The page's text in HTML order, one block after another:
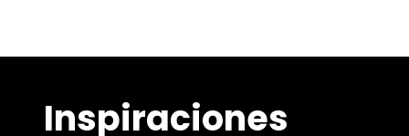
Inspiraciones